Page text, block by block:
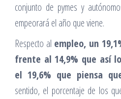
conjunto de pymes y
empeorará el año que viene.
Respecto al empleo, un
frente al 14,9% que así
el 19,6% que piensa
sentido, el porcentaje de los